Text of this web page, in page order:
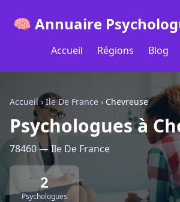
🧠 Annuaire
Accueil Régions Blog
Accueil› Ile De France › Chevreuse
Psychologues à
78460 — Ile De France
2
Psychologues